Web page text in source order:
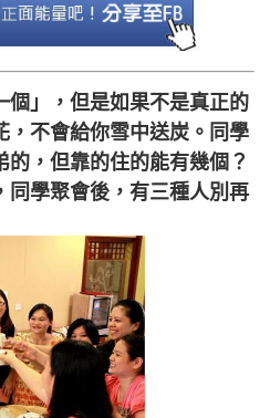
個」，但是如果不是真正的
，不會給你雪中送炭。同學
，但靠的住的能有幾個？
同學聚會後，有三種人別再